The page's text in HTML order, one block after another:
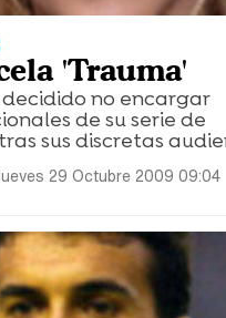
'Trauma'
no encargar
de su serie de
sus discretas
29 Octubre 2009 09:04